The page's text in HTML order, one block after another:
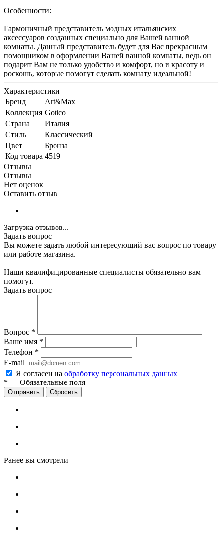
Особенности:
Гармоничный представитель модных итальянских
аксессуаров созданных специально для Вашей ванной
комнаты. Данный представитель будет для Вас прекрасным
помощником в оформлении Вашей ванной комнаты, ведь он
подарит Вам не только удобство и комфорт, но и красоту и
роскошь, которые помогут сделать комнату идеальной!
Характеристики
Бренд
Art&Max
Коллекция Gotico
Страна
Италия
Стиль
Классический
Цвет
Бронза
Код товара 4519
Отзывы
Отзывы
Нет оценок
Оставить отзыв
Загрузка отзывов...
Задать вопрос
Вы можете задать любой интересующий вас вопрос по товару
или работе магазина.
Наши квалифицированные специалисты обязательно вам
помогут.
Задать вопрос
Вопрос *
Ваше имя *
Телефон *
E-mail
Я согласен на обработку персональных данных
* — Обязательные поля
Сбросить
Ранее вы смотрели